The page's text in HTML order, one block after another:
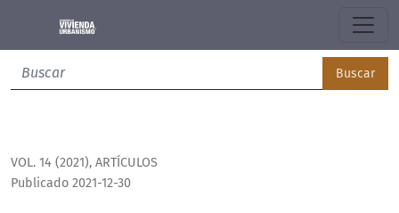
Buscar
VOL. 14 (2021), ARTÍCULOS
Publicado 2021-12-30